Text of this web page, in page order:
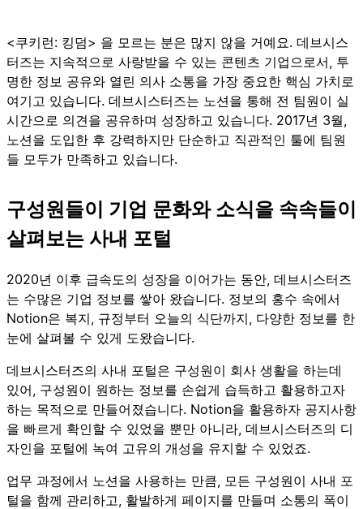
<쿠키런: 킹덤> 을 모르는 분은 많지 않을 거예요. 데브시스
터즈는 지속적으로 사랑받을 수 있는 콘텐츠 기업으로서, 투
명한 정보 공유와 열린 의사 소통을 가장 중요한 핵심 가치로
여기고 있습니다. 데브시스터즈는 노션을 통해 전 팀원이 실
시간으로 의견을 공유하며 성장하고 있습니다. 2017년 3월,
노션을 도입한 후 강력하지만 단순하고 직관적인 툴에 팀원
들 모두가 만족하고 있습니다.
구성원들이 기업 문화와 소식을 속속들이
살펴보는 사내 포털
2020년 이후 급속도의 성장을 이어가는 동안, 데브시스터즈
는 수많은 기업 정보를 쌓아 왔습니다. 정보의 홍수 속에서
Notion은 복지, 규정부터 오늘의 식단까지, 다양한 정보를 한
눈에 살펴볼 수 있게 도왔습니다.
데브시스터즈의 사내 포털은 구성원이 회사 생활을 하는데
있어, 구성원이 원하는 정보를 손쉽게 습득하고 활용하고자
하는 목적으로 만들어졌습니다. Notion을 활용하자 공지사항
을 빠르게 확인할 수 있었을 뿐만 아니라, 데브시스터즈의 디
자인을 포털에 녹여 고유의 개성을 유지할 수 있었죠.
업무 과정에서 노션을 사용하는 만큼, 모든 구성원이 사내 포
털을 함께 관리하고, 활발하게 페이지를 만들며 소통의 폭이